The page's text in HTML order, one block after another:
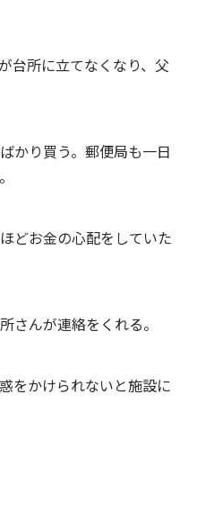
台所に立てなくなり、父
かり買う。郵便局も一日
どお金の心配をしていた
さんが連絡をくれる。
をかけられないと施設に